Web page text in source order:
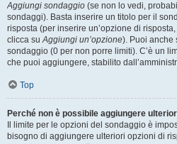
Aggiungi sondaggio (se non lo vedi,
sondaggi). Basta inserire un titolo per il
risposta (per inserire un’opzione di
clicca suAggiungi un’opzione). Puoi anche
sondaggio (0 per non porre limiti). C’è un
che puoi aggiungere, stabilito
Top
Perché non è possibile aggiungere
Il limite per le opzioni del sondaggio è
bisogno di aggiungere ulteriori opzioni di